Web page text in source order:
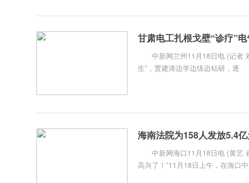
甘肃电工扎根戈壁“诊疗”
中新网兰州11月18日电 (记者 刘
生”，贾建涛边学边练边钻研，逐
海南法院为158人发放5.4
中新网海口11月18日电 (黄艺
高兴了！”11月18日上午，在海口中